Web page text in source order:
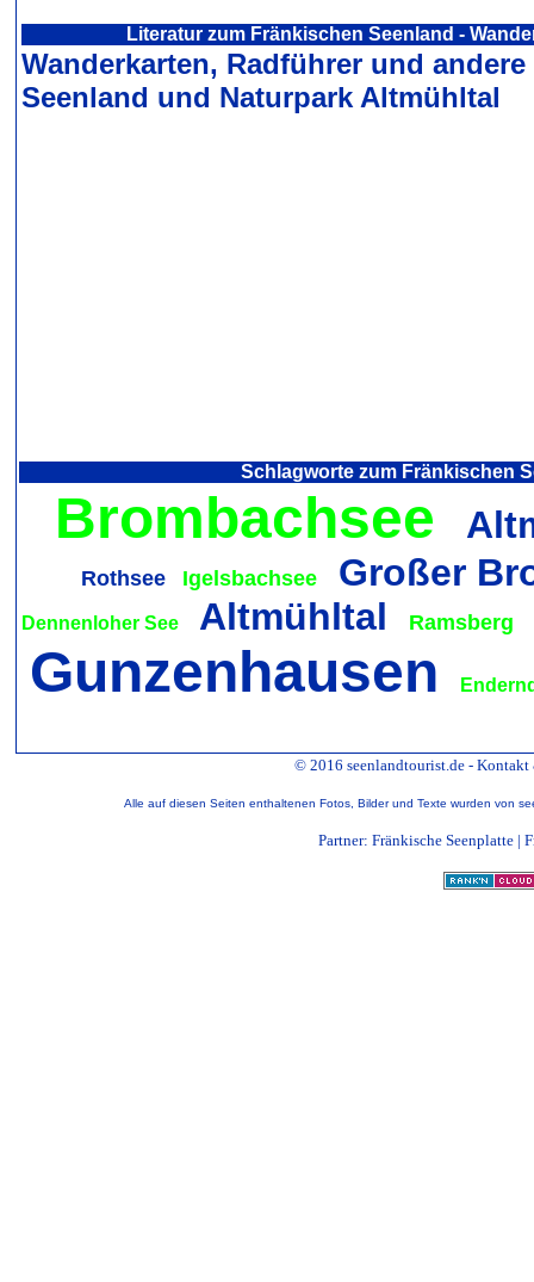
Literatur zum Fränkischen Seenland -
Wanderkarten, Radführer und
Seenland und Naturpark Altmühltal
Schlagworte zum Fränkischen
Brombachsee
Rothsee Igelsbachsee Großer
Dennenloher See Altmühltal Ramsberg
Gunzenhausen
© 2016 seenlandtourist.de - Kontakt
Alle auf diesen Seiten enthaltenen Fotos, Bilder und Texte wurden von
Partner: Fränkische Seenplatte|